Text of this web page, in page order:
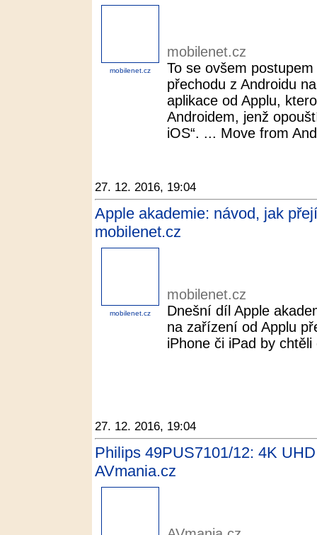
mobilenet.cz
mobilenet.cz
To se ovšem
přechodu z Androidu
aplikace od Applu,
Androidem, jenž
iOS“. ... Move from
27. 12. 2016, 19:04
Apple akademie: návod, jak
mobilenet.cz
mobilenet.cz
mobilenet.cz
Dnešní díl Apple
na zařízení od Applu
iPhone či iPad by
27. 12. 2016, 19:04
Philips 49PUS7101/12: 4K
AVmania.cz